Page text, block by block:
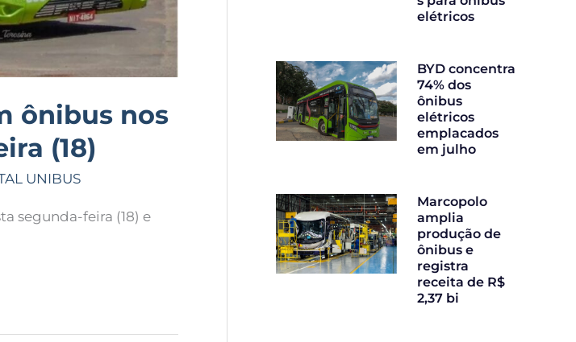
ônibus nos
(18)
UNIBUS
segunda-feira (18) e
elétricos
BYD concentra
74% dos
ônibus
elétricos
emplacados
em julho
Marcopolo
amplia
produção de
ônibus e
registra
receita de R$
2,37 bi